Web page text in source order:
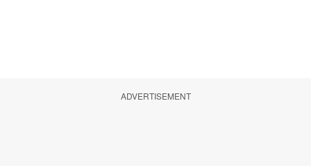
ADVERTISEMENT